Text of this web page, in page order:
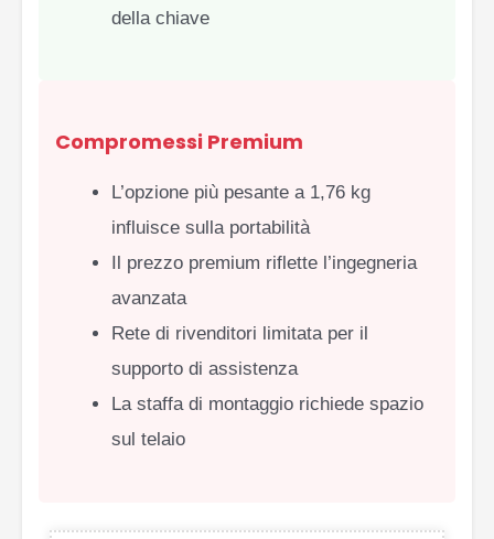
della chiave
Compromessi Premium
L’opzione più pesante a 1,76 kg
influisce sulla portabilità
Il prezzo premium riflette l’ingegneria
avanzata
Rete di rivenditori limitata per il
supporto di assistenza
La staffa di montaggio richiede spazio
sul telaio